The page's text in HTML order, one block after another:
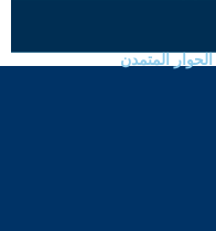
المتمدن